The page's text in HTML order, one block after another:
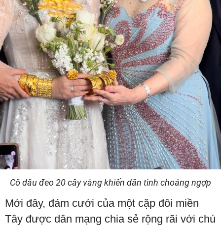
Cô dâu đeo 20 cây vàng khiến dân tình choáng ngợp
Mới đây, đám cưới của một cặp đôi miền
Tây được dân mạng chia sẻ rộng rãi với chú